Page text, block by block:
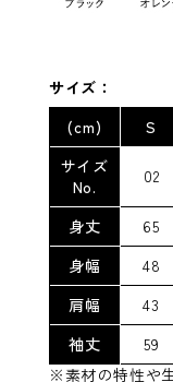
サイズ：
(cm)
S
サイズ
No.
02
身丈 65
身幅
48
肩幅
43
袖丈
59
※素材の特性や